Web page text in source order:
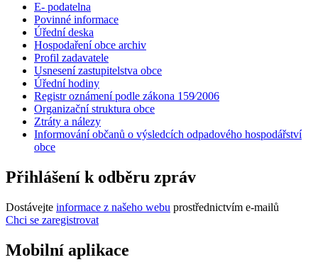
E- podatelna
Povinné informace
Úřední deska
Hospodaření obce archiv
Profil zadavatele
Usnesení zastupitelstva obce
Úřední hodiny
Registr oznámení podle zákona 159⁄2006
Organizační struktura obce
Ztráty a nálezy
Informování občanů o výsledcích odpadového hospodářství
obce
Přihlášení k odběru zpráv
Dostávejte informace z našeho webu prostřednictvím e-mailů
Chci se zaregistrovat
Mobilní aplikace